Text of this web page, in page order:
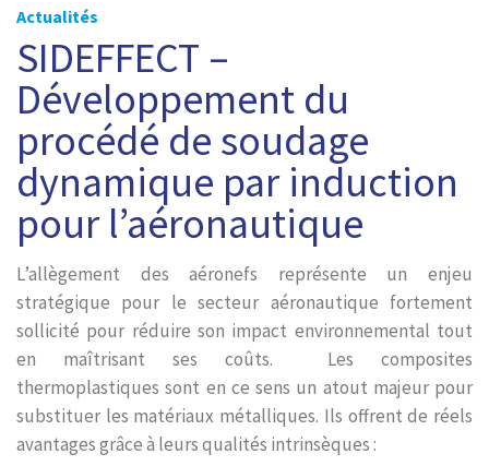
Actualités
SIDEFFECT –
Développement du
procédé de soudage
dynamique par induction
pour l’aéronautique
L’allègement des aéronefs représente un enjeu
stratégique pour le secteur aéronautique fortement
sollicité pour réduire son impact environnemental tout
en maîtrisant ses coûts. Les composites
thermoplastiques sont en ce sens un atout majeur pour
substituer les matériaux métalliques. Ils offrent de réels
avantages grâce à leurs qualités intrinsèques :